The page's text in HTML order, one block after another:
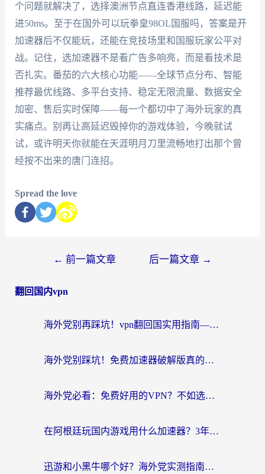
个问题就解决了，选择澳洲节点直连香港线路，延迟能
进50ms。至于在国外可以玩拳皇98OL国服吗，答案是开
加速器后不仅能玩，还能在竞技场里和国服玩家公平对
战。记住，选加速器不是看广告多响亮，而是看技术是
否扎实。番茄的六大核心功能——全球节点分布、智能
推荐最优线路、多平台支持、稳定无限流量、数据安全
加密、售后实时保障——每一个都切中了海外玩家的真
实痛点。别再让高延迟毁掉你的游戏体验，今晚就试
试，或许明天你就能在天涯明月刀里流畅地打出那个曾
经按不出来的唐门连招。
Spread the love
← 前一篇文章 后一篇文章 →
翻回国内vpn
海外党别再踩坑！vpn翻回国实用指南——选对加速器，国内资源无缝用
海外党别踩坑！免费加速器破解版真的能用？教你无缝访问国内资源的正确姿势
海外党必看：免费好用的VPN？不如选对转国内加速器实现无缝追剧
在阿根廷玩国内游戏用什么加速器？3年海外党亲测实用指南
迅游和小黑牛哪个好？海外党实测指南，选对中国地址加速器才能无缝刷国内资源